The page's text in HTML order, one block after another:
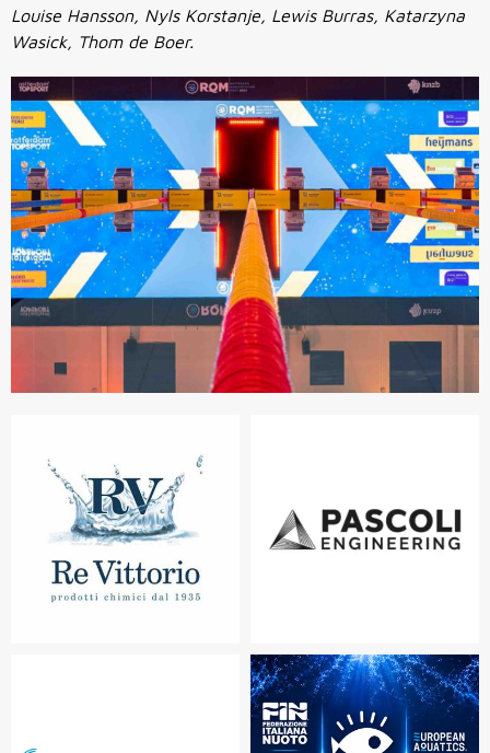
Louise Hansson, Nyls Korstanje, Lewis Burras, Katarzyna
Wasick, Thom de Boer.